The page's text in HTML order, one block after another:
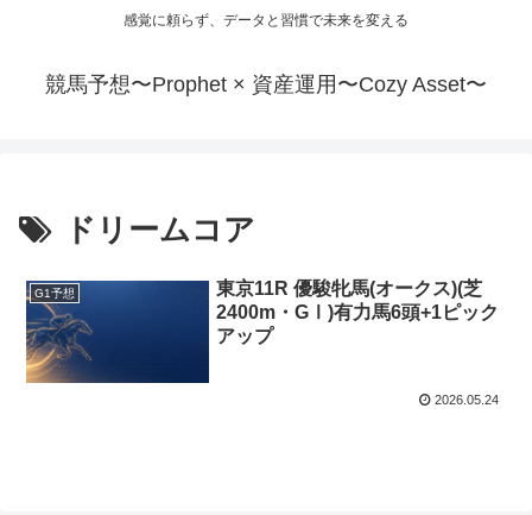
感覚に頼らず、データと習慣で未来を変える
競馬予想〜Prophet × 資産運用〜Cozy Asset〜
ドリームコア
G1予想
東京11R 優駿牝馬(オークス)(芝
2400m・GⅠ)有力馬6頭+1ピック
アップ
2026.05.24